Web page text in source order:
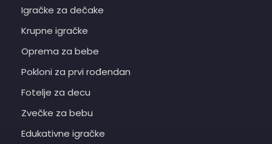
Igračke za dečake
Krupne igračke
Oprema za bebe
Pokloni za prvi rođendan
Fotelje za decu
Zvečke za bebu
Edukativne igračke